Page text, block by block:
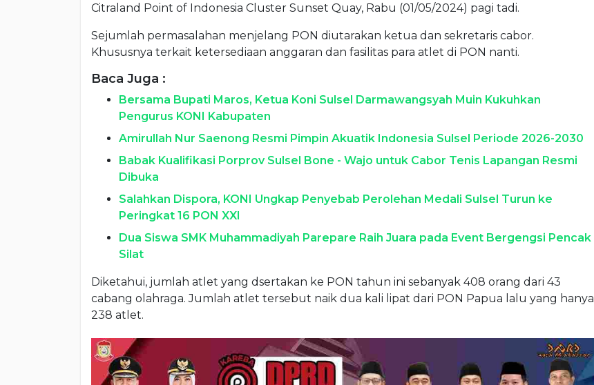
Citraland Point of Indonesia Cluster Sunset Quay, Rabu (01/05/2024) pagi tadi.
Sejumlah permasalahan menjelang PON diutarakan ketua dan sekretaris cabor.
Khususnya terkait ketersediaan anggaran dan fasilitas para atlet di PON nanti.
Baca Juga :
Bersama Bupati Maros, Ketua Koni Sulsel Darmawangsyah Muin Kukuhkan
Pengurus KONI Kabupaten
Amirullah Nur Saenong Resmi Pimpin Akuatik Indonesia Sulsel Periode 2026-2030
Babak Kualifikasi Porprov Sulsel Bone - Wajo untuk Cabor Tenis Lapangan Resmi
Dibuka
Salahkan Dispora, KONI Ungkap Penyebab Perolehan Medali Sulsel Turun ke
Peringkat 16 PON XXI
Dua Siswa SMK Muhammadiyah Parepare Raih Juara pada Event Bergengsi Pencak
Silat
Diketahui, jumlah atlet yang dsertakan ke PON tahun ini sebanyak 408 orang dari 43
cabang olahraga. Jumlah atlet tersebut naik dua kali lipat dari PON Papua lalu yang hanya
238 atlet.